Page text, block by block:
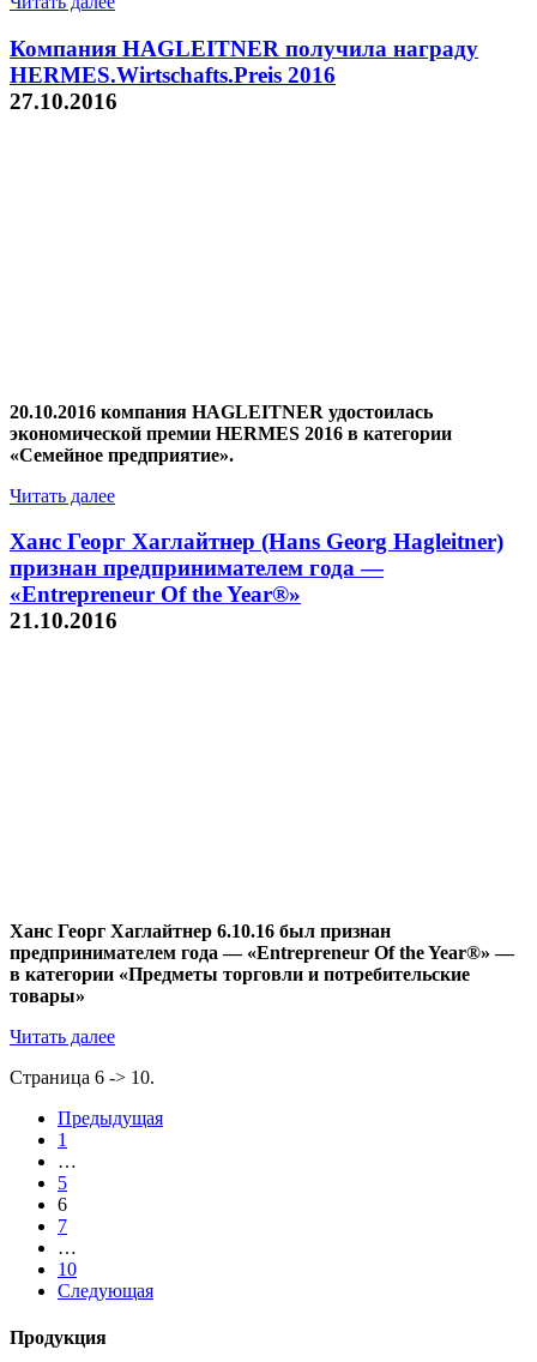
Компания HAGLEITNER получила награду
HERMES.Wirtschafts.Preis 2016
27.10.2016
20.10.2016 компания HAGLEITNER удостоилась
экономической премии HERMES 2016 в категории
«Семейное предприятие».
Читать далее
Ханс Георг Хаглайтнер (Hans Georg Hagleitner)
признан предпринимателем года —
«Entrepreneur Of the Year®»
21.10.2016
Ханс Георг Хаглайтнер 6.10.16 был признан
предпринимателем года — «Entrepreneur Of the Year®» —
в категории «Предметы торговли и потребительские
товары»
Читать далее
Страница 6 -> 10.
Предыдущая
1
…
5
6
7
…
10
Следующая
Продукция